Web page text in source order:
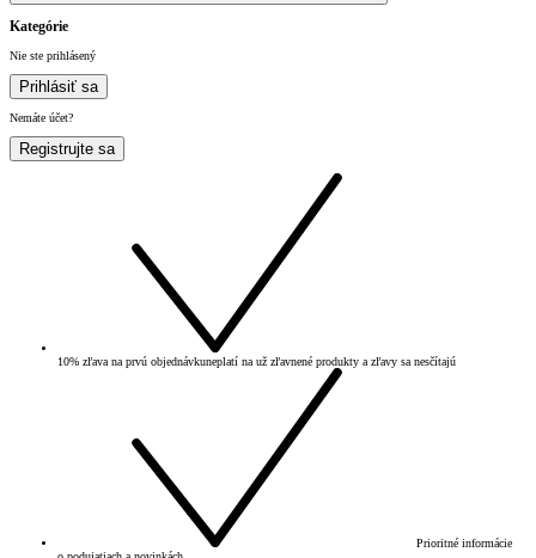
Kategórie
Nie ste prihlásený
Prihlásiť sa
Nemáte účet?
Registrujte sa
10% zľava na prvú objednávkuneplatí na už zľavnené produkty a zľavy sa nesčítajú
Prioritné informácie